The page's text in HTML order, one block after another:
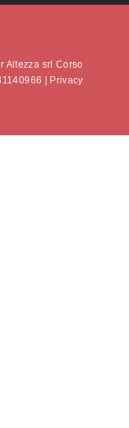
Altezza srl Corso
|
Privacy